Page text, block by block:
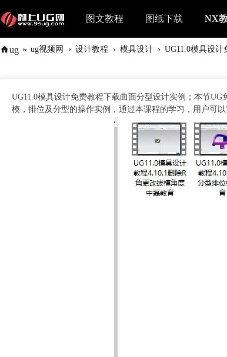
图文教程 图纸下载 NX
ug » ug视频网 › 设计教程 › 模具设计 › UG11.0模具设
UG11.0模具设计免费教程下载曲面分型设计实例；本节
模，排位及分型的操作实例，通过本课程的学习，用户可